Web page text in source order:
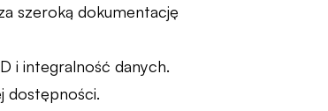
szeroką dokumentację
i integralność danych.
dostępności.